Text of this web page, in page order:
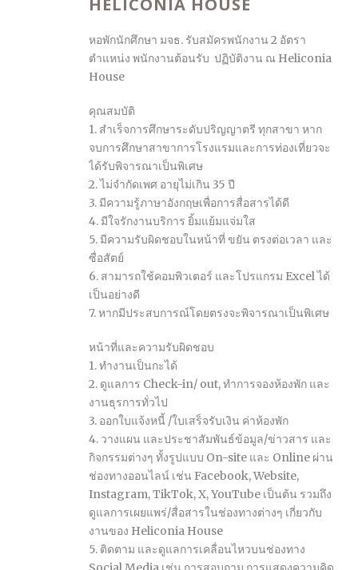
HELICONIA HOUSE
หอพักนักศึกษา มจธ. รับสมัครพนักงาน 2 อัตรา
ตำแหน่ง พนักงานต้อนรับ ปฏิบัติงาน ณ Heliconia
House
คุณสมบัติ
1. สำเร็จการศึกษาระดับปริญญาตรี ทุกสาขา หาก
จบการศึกษาสาขาการโรงแรมและการท่องเที่ยวจะ
ได้รับพิจารณาเป็นพิเศษ
2. ไม่จำกัดเพศ อายุไม่เกิน 35 ปี
3. มีความรู้ภาษาอังกฤษเพื่อการสื่อสารได้ดี
4. มีใจรักงานบริการ ยิ้มแย้มแจ่มใส
5. มีความรับผิดชอบในหน้าที่ ขยัน ตรงต่อเวลา และ
ซื่อสัตย์
6. สามารถใช้คอมพิวเตอร์ และโปรแกรม Excel ได้
เป็นอย่างดี
7. หากมีประสบการณ์โดยตรงจะพิจารณาเป็นพิเศษ
หน้าที่และความรับผิดชอบ
1. ทำงานเป็นกะได้
2. ดูแลการ Check-in/ out, ทำการจองห้องพัก และ
งานธุรการทั่วไป
3. ออกใบแจ้งหนี้ /ใบเสร็จรับเงิน ค่าห้องพัก
4. วางแผน และประชาสัมพันธ์ข้อมูล/ข่าวสาร และ
กิจกรรมต่างๆ ทั้งรูปแบบ On-site และ Online ผ่าน
ช่องทางออนไลน์ เช่น Facebook, Website,
Instagram, TikTok, X, YouTube เป็นต้น รวมถึง
ดูแลการเผยแพร่/สื่อสารในช่องทางต่างๆ เกี่ยวกับ
งานของ Heliconia House
5. ติดตาม และดูแลการเคลื่อนไหวบนช่องทาง